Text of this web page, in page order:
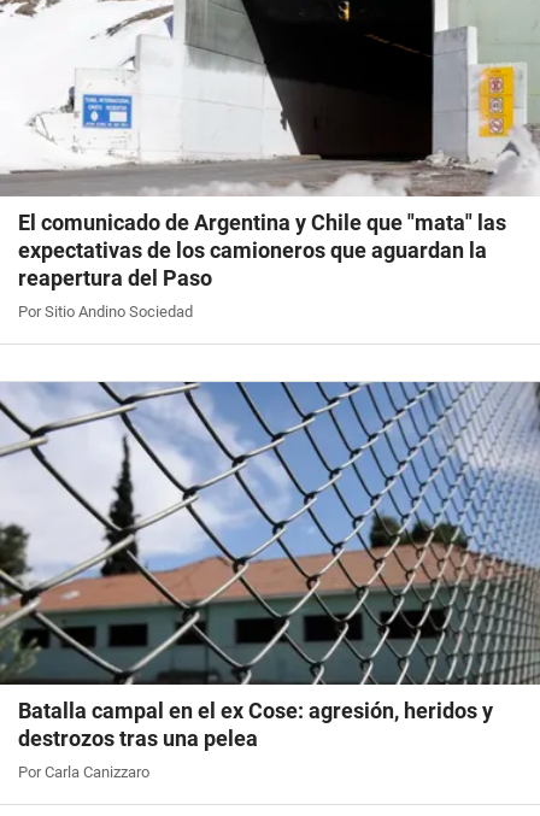
El comunicado de Argentina y Chile que "mata" las
expectativas de los camioneros que aguardan la
reapertura del Paso
Por Sitio Andino Sociedad
Batalla campal en el ex Cose: agresión, heridos y
destrozos tras una pelea
Por Carla Canizzaro